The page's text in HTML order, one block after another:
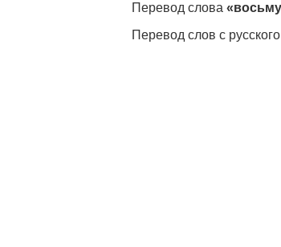
Перевод слова
Перевод слов с